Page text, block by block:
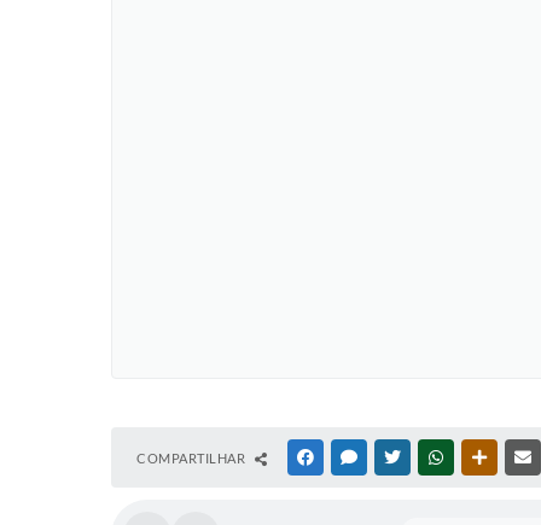
COMPARTILHAR FACEBOOKMESSENGER
TWITTERWHATSAPP